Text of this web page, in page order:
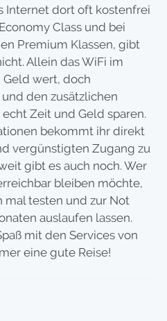
Internet dort oft kostenfrei
Class und bei
Premium Klassen, gibt
Allein das WiFi im
Geld wert, doch
den zusätzlichen
Zeit und Geld sparen.
bekommt ihr direkt
vergünstigten Zugang zu
gibt es auch noch. Wer
bleiben möchte,
mal testen und zur Not
auslaufen lassen.
mit den Services von
eine gute Reise!